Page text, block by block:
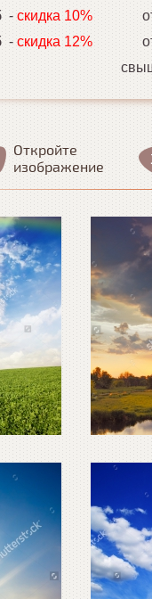
- скидка 10%
- скидка 12%
Откройте
изображение